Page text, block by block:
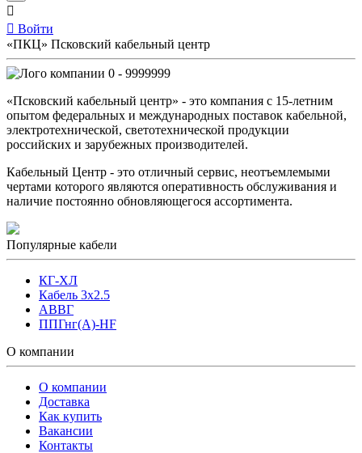
Войти
«ПКЦ» Псковский кабельный центр
0 - 9999999
«Псковский кабельный центр» - это компания с 15-летним
опытом федеральных и международных поставок кабельной,
электротехнической, светотехнической продукции
российских и зарубежных производителей.
Кабельный Центр - это отличный сервис, неотъемлемыми
чертами которого являются оперативность обслуживания и
наличие постоянно обновляющегося ассортимента.
Популярные кабели
КГ-ХЛ
Кабель 3x2.5
АВВГ
ППГнг(А)-HF
О компании
О компании
Доставка
Как купить
Вакансии
Контакты